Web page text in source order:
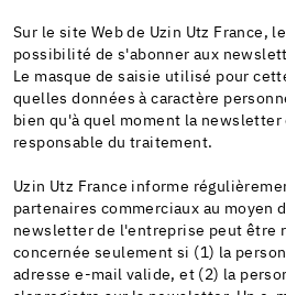
Sur le site Web de Uzin Utz France,
possibilité de s'abonner aux
Le masque de saisie utilisé pour
quelles données à caractère
bien qu'à quel moment la newsletter
responsable du traitement.
Uzin Utz France informe
partenaires commerciaux au moyen
newsletter de l'entreprise peut être
concernée seulement si (1) la
adresse e-mail valide, et (2) la